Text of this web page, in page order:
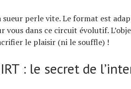
sueur perle vite. Le format est
vous dans ce circuit évolutif.
le plaisir (ni le souffle) !
: le secret de